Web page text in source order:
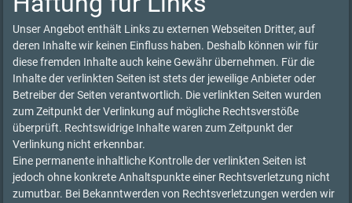
Unser Angebot enthält Links zu externen Webseiten Dritter, auf
deren Inhalte wir keinen Einfluss haben. Deshalb können wir für
diese fremden Inhalte auch keine Gewähr übernehmen. Für die
Inhalte der verlinkten Seiten ist stets der jeweilige Anbieter oder
Betreiber der Seiten verantwortlich. Die verlinkten Seiten wurden
zum Zeitpunkt der Verlinkung auf mögliche Rechtsverstöße
überprüft. Rechtswidrige Inhalte waren zum Zeitpunkt der
Verlinkung nicht erkennbar.
Eine permanente inhaltliche Kontrolle der verlinkten Seiten ist
jedoch ohne konkrete Anhaltspunkte einer Rechtsverletzung nicht
zumutbar. Bei Bekanntwerden von Rechtsverletzungen werden wir